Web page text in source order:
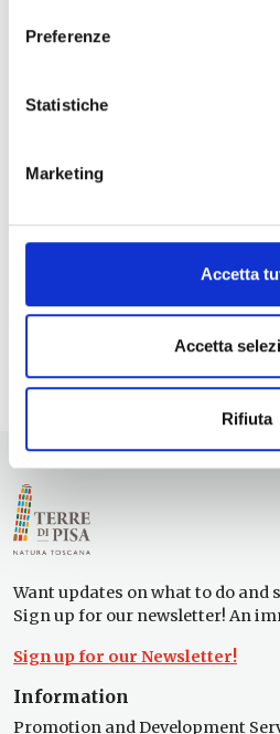
Preferenze
Statistiche
Marketing
Accetta
Accetta
Rifiuta
Summer Food festivals in
- 07/08/2026 - 04/10/
Guided summer tours at
Tirrenia
Saturday mornings
- 08/
10:30 - 12:30
Ships of Pisa- 08/08/2026
Luce"- 08/08/2026 - 20/
Want updates on what to do and
Sign up for our newsletter! An
Sign up for our Newsletter!
Information
Promotion and Development